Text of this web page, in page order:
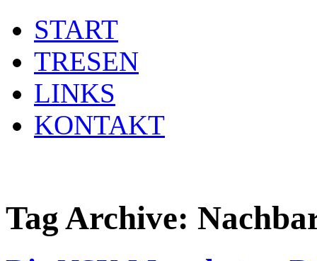
START
TRESEN
LINKS
KONTAKT
Tag Archive: